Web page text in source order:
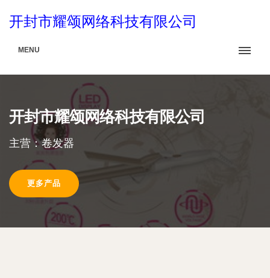
开封市耀颂网络科技有限公司
MENU
开封市耀颂网络科技有限公司
主营：卷发器
更多产品